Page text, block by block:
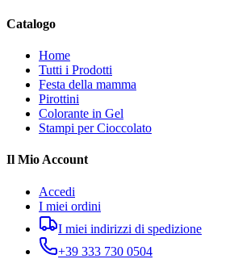
Catalogo
Home
Tutti i Prodotti
Festa della mamma
Pirottini
Colorante in Gel
Stampi per Cioccolato
Il Mio Account
Accedi
I miei ordini
I miei indirizzi di spedizione
+39 333 730 0504